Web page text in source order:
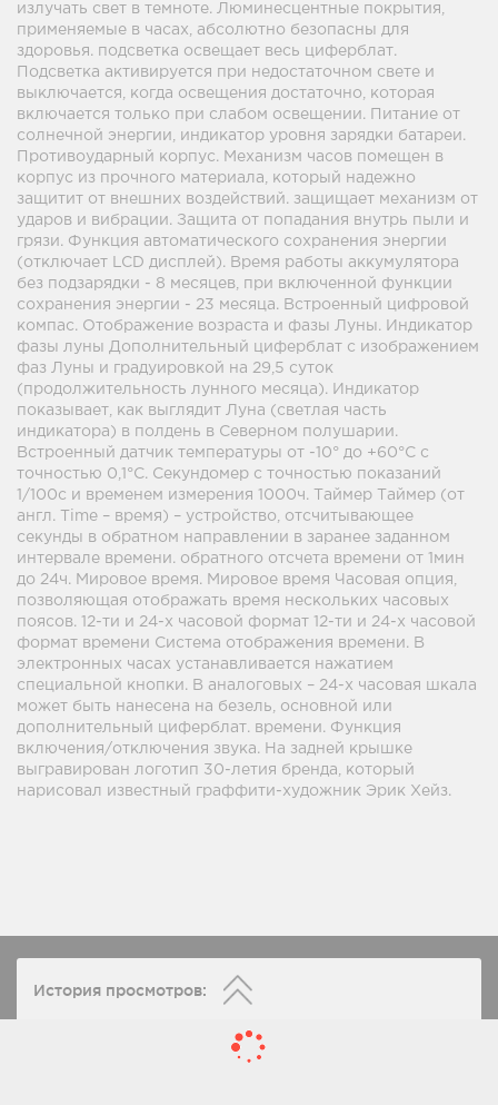
излучать свет в темноте. Люминесцентные покрытия,
применяемые в часах, абсолютно безопасны для
здоровья. подсветка освещает весь циферблат.
Подсветка активируется при недостаточном свете и
выключается, когда освещения достаточно, которая
включается только при слабом освещении. Питание от
солнечной энергии, индикатор уровня зарядки батареи.
Противоударный корпус. Механизм часов помещен в
корпус из прочного материала, который надежно
защитит от внешних воздействий. защищает механизм от
ударов и вибрации. Защита от попадания внутрь пыли и
грязи. Функция автоматического сохранения энергии
(отключает LCD дисплей). Время работы аккумулятора
без подзарядки - 8 месяцев, при включенной функции
сохранения энергии - 23 месяца. Встроенный цифровой
компас. Отображение возраста и фазы Луны. Индикатор
фазы луны Дополнительный циферблат с изображением
фаз Луны и градуировкой на 29,5 суток
(продолжительность лунного месяца). Индикатор
показывает, как выглядит Луна (светлая часть
индикатора) в полдень в Северном полушарии.
Встроенный датчик температуры от -10° до +60°С с
точностью 0,1°C. Секундомер с точностью показаний
1/100с и временем измерения 1000ч. Таймер Таймер (от
англ. Time – время) – устройство, отсчитывающее
секунды в обратном направлении в заранее заданном
интервале времени. обратного отсчета времени от 1мин
до 24ч. Мировое время. Мировое время Часовая опция,
позволяющая отображать время нескольких часовых
поясов. 12-ти и 24-х часовой формат 12-ти и 24-х часовой
формат времени Система отображения времени. В
электронных часах устанавливается нажатием
специальной кнопки. В аналоговых – 24-х часовая шкала
может быть нанесена на безель, основной или
дополнительный циферблат. времени. Функция
включения/отключения звука. На задней крышке
выгравирован логотип 30-летия бренда, который
нарисовал известный граффити-художник Эрик Хейз.
История просмотров: